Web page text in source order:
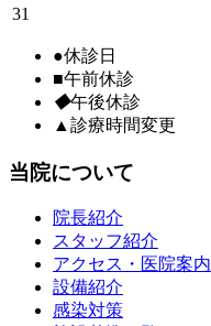
31
●休診日
■午前休診
◆午後休診
▲ 診療時間変更
当院について
院長紹介
スタッフ紹介
アクセス・医院案内
設備紹介
感染対策